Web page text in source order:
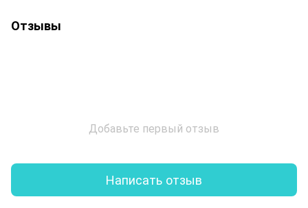
Отзывы
Добавьте первый отзыв
Написать отзыв